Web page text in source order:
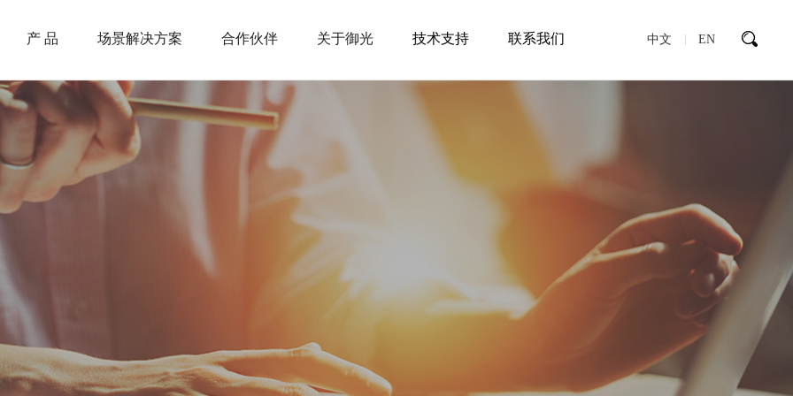
产 品 场景解决方案 合作伙伴 关于御光 技术支持 联系我们 中文 EN